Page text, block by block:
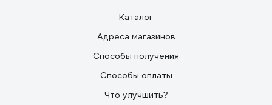
Каталог
Адреса магазинов
Способы получения
Способы оплаты
Что улучшить?